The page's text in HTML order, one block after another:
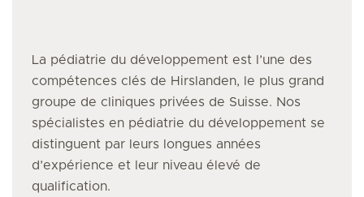
La pédiatrie du développement est l’une des
compétences clés de Hirslanden, le plus grand
groupe de cliniques privées de Suisse. Nos
spécialistes en pédiatrie du développement se
distinguent par leurs longues années
d’expérience et leur niveau élevé de
qualification.